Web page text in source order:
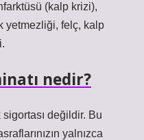
(kalp krizi),
yetmezliği, felç, kalp
nedir?
sigortası değildir. Bu
yalnızca